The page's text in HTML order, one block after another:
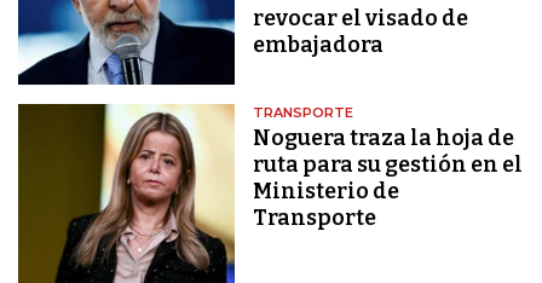
revocar el visado de
embajadora
TRANSPORTE
Noguera traza la hoja de
ruta para su gestión en el
Ministerio de
Transporte